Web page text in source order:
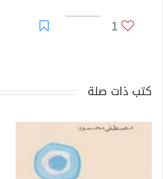
1
كتب ذات صلة